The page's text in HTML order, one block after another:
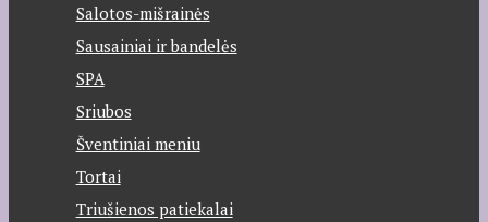
Salotos-mišrainės
Sausainiai ir bandelės
SPA
Sriubos
Šventiniai meniu
Tortai
Triušienos patiekalai